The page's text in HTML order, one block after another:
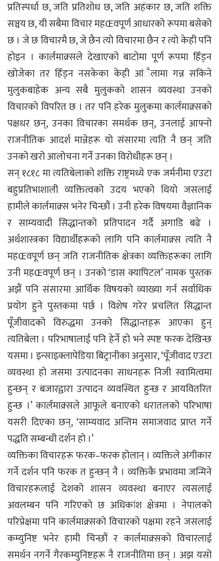
प्रतिस्पर्धा छ, जति प्रतिशोध छ, जति अहंकार छ, जति शक्ति
सञ्चय छ, यी सबैमा विचार महŒवपूर्ण आधारको रूपमा बसेको
छ । जे छ विचारमै छ, जे छैन त्यो विचारमा छैन र त्यो केही पनि
होइन । कार्लमाक्र्सले देखाएको बाटोमा पूर्ण रूपमा हिँड्न
खोजेका तर हिँड्न नसकेका केही आंैलामा गन्न सकिने
मुलुकबाहेक अन्य सबै मुलुकको शासन व्यवस्था उनको
विचारको विपरित छ । तर पनि हरेक मुलुकमा कार्लमाक्र्सको
पक्षधर छन्, उनका विचारका समर्थक छन्, उनलाई आफ्नो
राजनीतिक आदर्श मान्नेहरू यो संसारमा त्यति नै छन् जति
उनको खरो आलोचना गर्ने उनका विरोधीहरू छन् ।
सन् १८१८ मा त्यतिबेलाको शक्ति राष्ट्रमध्ये एक जर्मनीमा एउटा
बहुप्रतिभाशाली व्यक्तित्वको उदय भएको थियो जसलाई
हामीले कार्लमाक्र्स भनेर चिन्छौं । उनी हरेक विषयमा वैज्ञानिक
र साम्यवादी सिद्धान्तको प्रतिपादन गर्दै अगाडि बढे ।
अर्थशास्त्रका विद्यार्थीहरूको लागि पनि कार्लमाक्र्स त्यति नै
महŒवपूर्ण छन् जति राजनीतिक क्षेत्रका व्यक्तिहरूका लागि
उनी महŒवपूर्ण छन् । उनको ‘डास क्यापिटल’ नामक पुस्तक
अझैं पनि संसारमा आर्थिक विषयको व्याख्या गर्न सर्वाधिक
प्रयोग हुने पुस्तकमा पर्छ । विशेष गरेर प्रचलित सिद्धान्त
पूँजीवादको विरुद्धमा उनको सिद्धान्तहरू आएका हुन्
त्यतिबेला । परिभाषालाई पनि हेर्ने हो भने स्पष्ट फरक देखिन्छ
यसमा । इन्साइक्लापेडिया बिट्रानीका अनुसार, ‘पूँजीवाद एउटा
व्यवस्था हो जसमा उत्पादनका साधनहरू निजी स्वामित्वमा
हुन्छन् र बजारद्वारा उत्पादन व्यवस्थित हुन्छ र आयवितरित
हुन्छ ।’ कार्लमाक्र्सले आफूले बनाएको धरातलको परिभाषा
यसरी दिएका छन्, ‘साम्यवाद अन्तिम समाजवाद प्राप्त गर्ने
पद्धति सम्बन्धी दर्शन हो ।’
व्यक्तिका विचारहरू फरक–फरक होलान् । व्यक्तिले अंगीकार
गर्ने दर्शन पनि फरक त हुन्छन् नै । व्यक्तिकै प्रभावमा जन्मिने
विचारहरूलाई देशको शासन व्यवस्था बनाएर त्यसलाई
अवलम्बन पनि गरिएको छ अधिकांश क्षेत्रमा । नेपालको
परिप्रेक्षमा पनि कार्लमाक्र्सको विचारको पक्षमा रहने जसलाई
कम्युनिष्ट भनेर हामी चिन्छौं र कार्लमाक्र्सको विचारलाई
समर्थन नगर्ने गैरकम्युनिष्टहरू नै राजनीतिमा छन् । अझ यसो